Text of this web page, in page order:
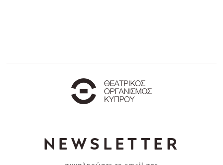
NEWSLETTER